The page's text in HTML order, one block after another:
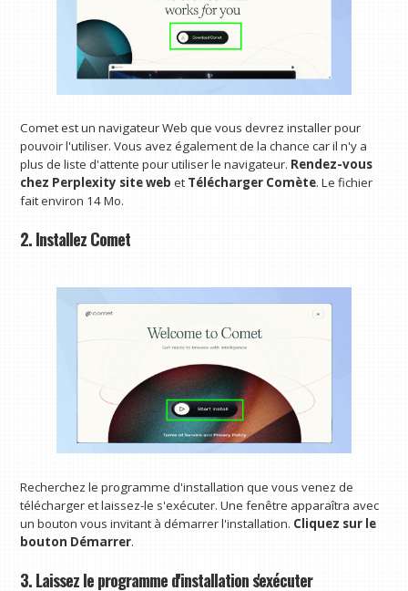
Comet est un navigateur Web que vous devrez installer pour
pouvoir l'utiliser. Vous avez également de la chance car il n'y a
plus de liste d'attente pour utiliser le navigateur. Rendez-vous
chez Perplexity site web et Télécharger Comète. Le fichier
fait environ 14 Mo.
2. Installez Comet
Recherchez le programme d'installation que vous venez de
télécharger et laissez-le s'exécuter. Une fenêtre apparaîtra avec
un bouton vous invitant à démarrer l'installation. Cliquez sur le
bouton Démarrer.
3. Laissez le programme d'installation s'exécuter